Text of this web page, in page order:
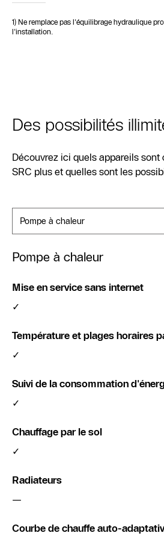
1) Ne remplace pas l'équilibrage hydraulique
l'installation.
Des possibilités
Découvrez ici quels appareils
SRC plus et quelles sont les
Pompe à chaleur
Mise en service sans internet
✓
Température et plages horaires
✓
Suivi de la consommation
✓
Chauffage par le sol
✓
Radiateurs
—
Courbe de chauffe auto-